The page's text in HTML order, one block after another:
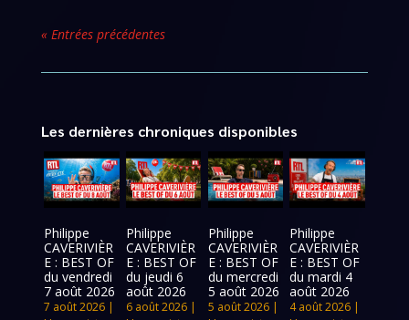
« Entrées précédentes
Les dernières chroniques disponibles
Philippe
CAVERIVIÈR
E : BEST OF
du vendredi
7 août 2026
7 août 2026 |
Philippe
CAVERIVIÈR
E : BEST OF
du jeudi 6
août 2026
6 août 2026|
Philippe
CAVERIVIÈR
E : BEST OF
du mercredi
5 août 2026
5 août 2026|
Philippe
CAVERIVIÈR
E : BEST OF
du mardi 4
août 2026
4 août 2026 |